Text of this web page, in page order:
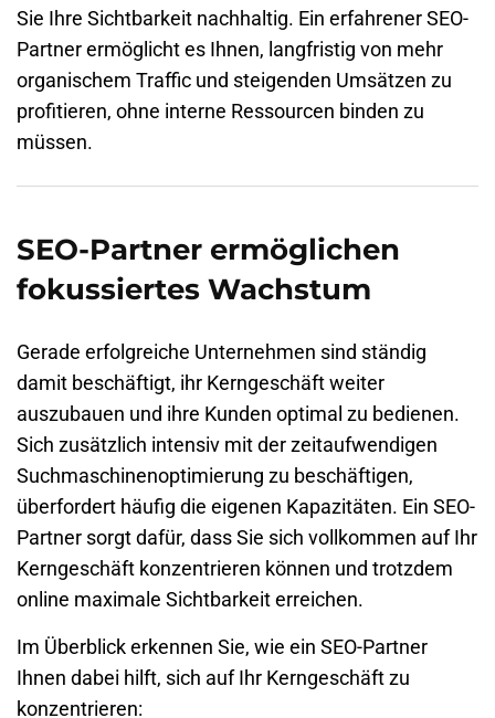
Sie Ihre Sichtbarkeit nachhaltig. Ein erfahrener SEO-
Partner ermöglicht es Ihnen, langfristig von mehr
organischem Traffic und steigenden Umsätzen zu
profitieren, ohne interne Ressourcen binden zu
müssen.
SEO-Partner ermöglichen
fokussiertes Wachstum
Gerade erfolgreiche Unternehmen sind ständig
damit beschäftigt, ihr Kerngeschäft weiter
auszubauen und ihre Kunden optimal zu bedienen.
Sich zusätzlich intensiv mit der zeitaufwendigen
Suchmaschinenoptimierung zu beschäftigen,
überfordert häufig die eigenen Kapazitäten. Ein SEO-
Partner sorgt dafür, dass Sie sich vollkommen auf Ihr
Kerngeschäft konzentrieren können und trotzdem
online maximale Sichtbarkeit erreichen.
Im Überblick erkennen Sie, wie ein SEO-Partner
Ihnen dabei hilft, sich auf Ihr Kerngeschäft zu
konzentrieren: